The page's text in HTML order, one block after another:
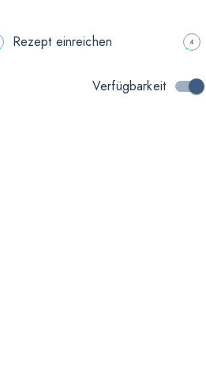
Rezept einreichen
Verfügbarkeit